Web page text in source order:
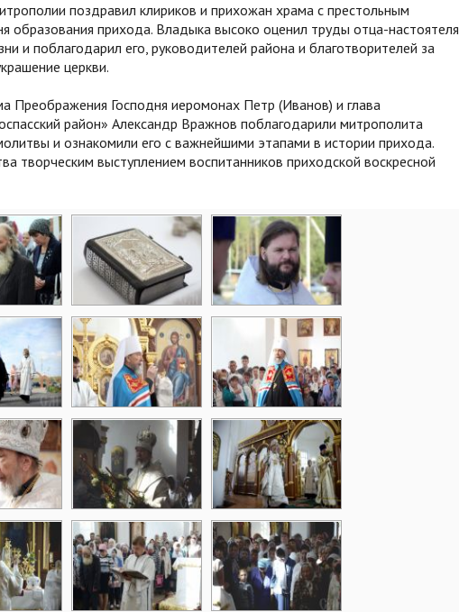
поздравил клириков и прихожан храма с престольным
образования прихода. Владыка высоко оценил труды отца-настоятеля
и поблагодарил его, руководителей района и благотворителей за
церкви.
Преображения Господня иеромонах Петр (Иванов) и глава
район» Александр Вражнов поблагодарили митрополита
и ознакомили его с важнейшими этапами в истории прихода.
творческим выступлением воспитанников приходской воскресной